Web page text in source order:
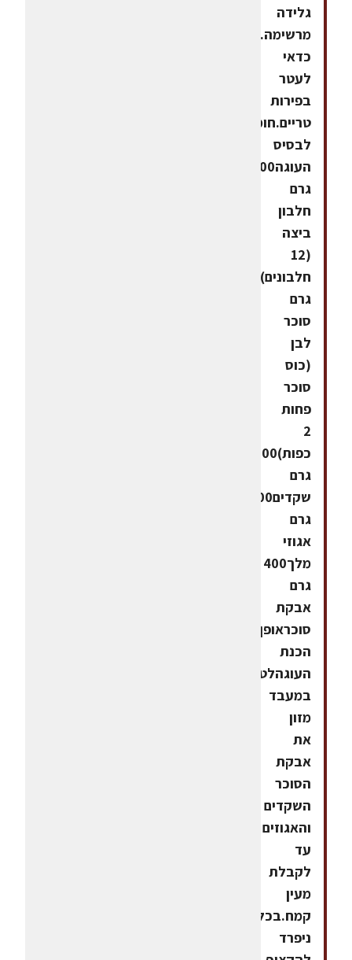
גלידה
מרשימה.
כדאי
לעטר
בפירות
טריים.חומרים
לבסיס
העוגה500
גרם
חלבון
ביצה
(12
גרם
סוכר
לבן
(כוס
סוכר
פחות
2
כפות)200
גרם
שקדים200
גרם
אגוזי
מלך400
גרם
אבקת
סוכראופן
הכנת
העוגהלטחון
במעבד
מזון
את
אבקת
הסוכר
השקדים
והאגוזים
עד
לקבלת
מעין
קמח.בכלי
ניפרד